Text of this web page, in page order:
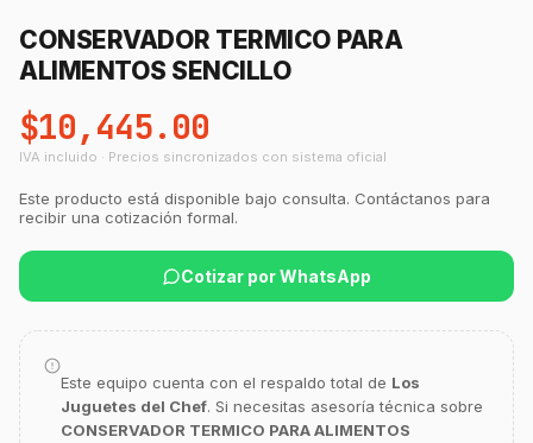
CONSERVADOR TERMICO PARA
ALIMENTOS SENCILLO
$10,445.00
IVA incluido · Precios sincronizados con sistema oficial
Este producto está disponible bajo consulta. Contáctanos para
recibir una cotización formal.
Cotizar por WhatsApp
Este equipo cuenta con el respaldo total de Los
Juguetes del Chef. Si necesitas asesoría técnica sobre
CONSERVADOR TERMICO PARA ALIMENTOS
GastroBot
Asesor Chef Online